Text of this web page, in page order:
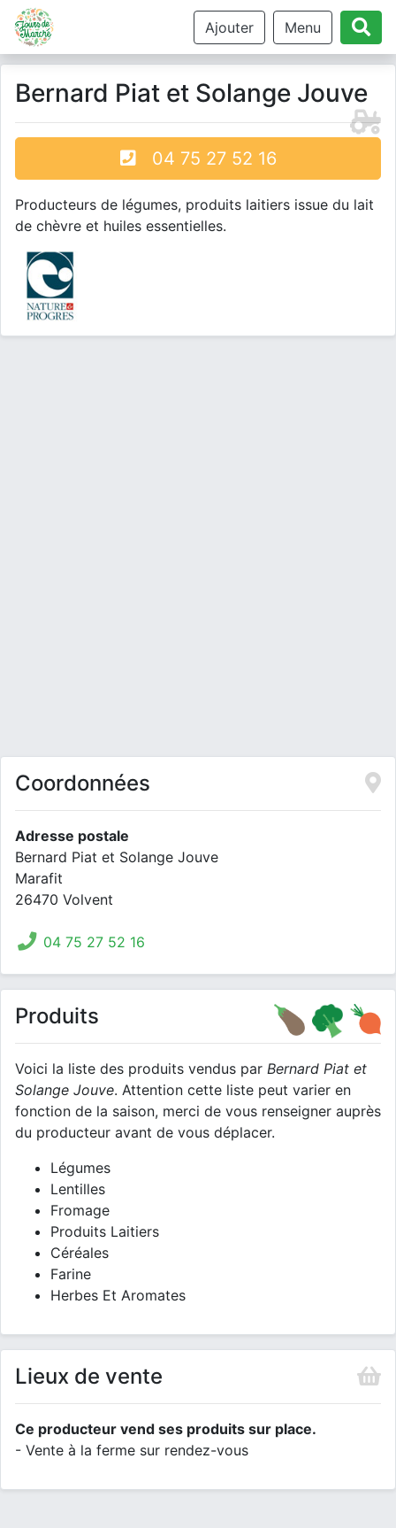
Ajouter Menu
Bernard Piat et Solange Jouve
04 75 27 52 16
Producteurs de légumes, produits laitiers issue du lait
de chèvre et huiles essentielles.
Coordonnées
Adresse postale
Bernard Piat et Solange Jouve
Marafit
26470 Volvent
04 75 27 52 16
Produits
Voici la liste des produits vendus par Bernard Piat et
Solange Jouve. Attention cette liste peut varier en
fonction de la saison, merci de vous renseigner auprès
du producteur avant de vous déplacer.
Légumes
Lentilles
Fromage
Produits Laitiers
Céréales
Farine
Herbes Et Aromates
Lieux de vente
Ce producteur vend ses produits sur place.
- Vente à la ferme sur rendez-vous